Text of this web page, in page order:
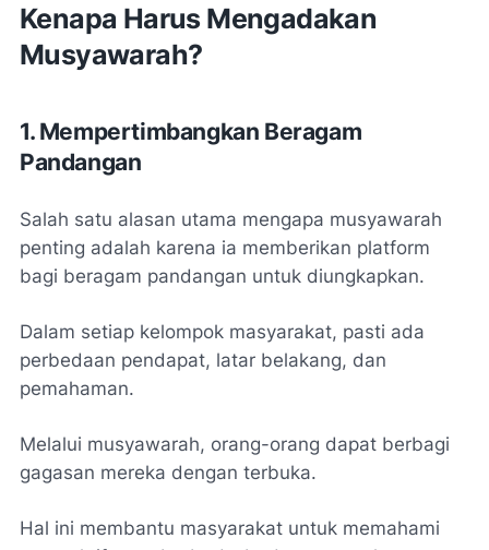
Kenapa Harus Mengadakan
Musyawarah?
1. Mempertimbangkan Beragam
Pandangan
Salah satu alasan utama mengapa musyawarah
penting adalah karena ia memberikan platform
bagi beragam pandangan untuk diungkapkan.
Dalam setiap kelompok masyarakat, pasti ada
perbedaan pendapat, latar belakang, dan
pemahaman.
Melalui musyawarah, orang-orang dapat berbagi
gagasan mereka dengan terbuka.
Hal ini membantu masyarakat untuk memahami